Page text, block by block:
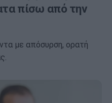
πίσω από την
με απόσυρση, ορατή